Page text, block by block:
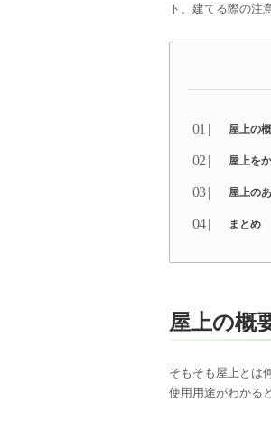
ト、建てる際の注
屋上の
屋上を
屋上の
まとめ
屋上の概
そもそも屋上とは
使用用途がわかる